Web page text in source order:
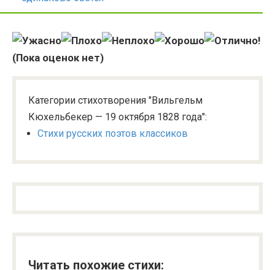
(Пока оценок нет)
Категории стихотворения "Вильгельм
Кюхельбекер — 19 октября 1828 года":
Стихи русских поэтов классиков
Читать похожие стихи: